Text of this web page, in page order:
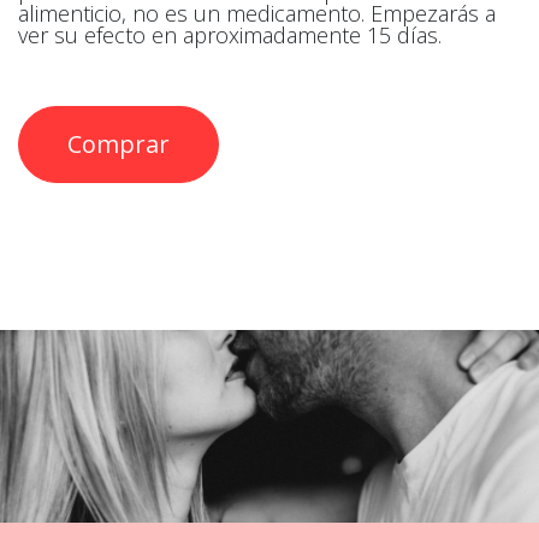
alimenticio, no es un medicamento. Empezarás a
ver su efecto en aproximadamente 15 días.
Comprar